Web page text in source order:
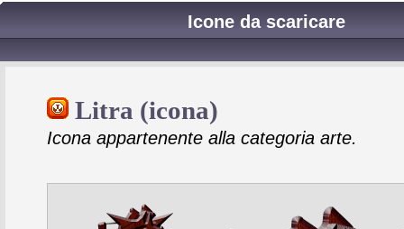
Icone da scaricare
Litra (icona)
Icona appartenente alla categoria arte.